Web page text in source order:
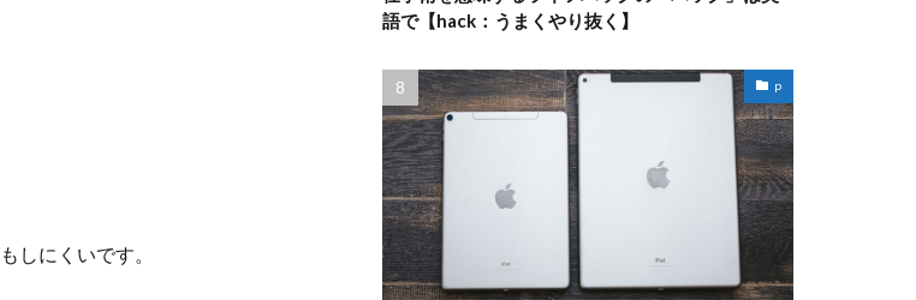
しにくいです。
語で【hack：うまくやり抜く】
p